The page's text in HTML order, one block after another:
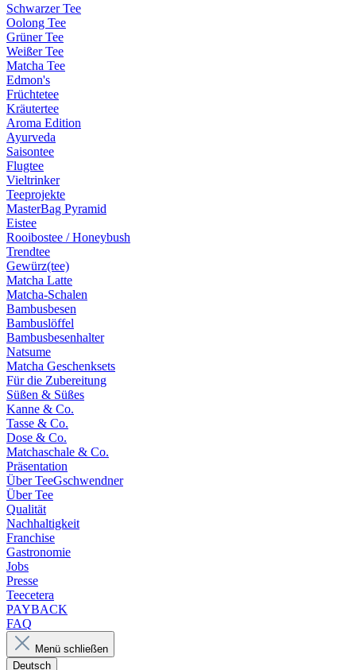
Schwarzer Tee
Oolong Tee
Grüner Tee
Weißer Tee
Matcha Tee
Edmon's
Früchtetee
Kräutertee
Aroma Edition
Ayurveda
Saisontee
Flugtee
Vieltrinker
Teeprojekte
MasterBag Pyramid
Eistee
Rooibostee / Honeybush
Trendtee
Gewürz(tee)
Matcha Latte
Matcha-Schalen
Bambusbesen
Bambuslöffel
Bambusbesenhalter
Natsume
Matcha Geschenksets
Für die Zubereitung
Süßen & Süßes
Kanne & Co.
Tasse & Co.
Dose & Co.
Matchaschale & Co.
Präsentation
Über TeeGschwendner
Über Tee
Qualität
Nachhaltigkeit
Franchise
Gastronomie
Jobs
Presse
Teecetera
PAYBACK
FAQ
Menü schließen
Deutsch